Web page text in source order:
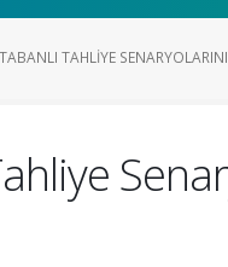
TAHLIYE